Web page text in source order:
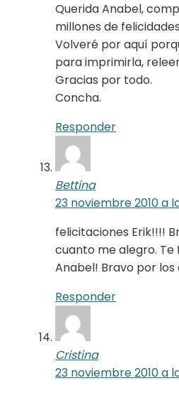
Querida Anabel,
millones de
Volveré por aquí
para imprimirla,
Gracias por todo.
Concha.
Responder
Bettina
23 noviembre 2010 a
felicitaciones Erik!!!!
cuanto me alegro. Te
Anabel! Bravo por los
Responder
Cristina
23 noviembre 2010 a